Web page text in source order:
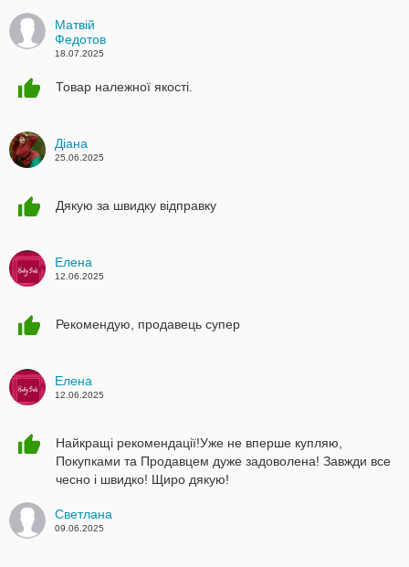
Матвій
Федотов
18.07.2025
Товар належної якості.
Діана
25.06.2025
Дякую за швидку відправку
Елена
12.06.2025
Рекомендую, продавець супер
Елена
12.06.2025
Найкращі рекомендації!Уже не вперше купляю,
Покупками та Продавцем дуже задоволена! Завжди все
чесно і швидко! Щиро дякую!
Светлана
09.06.2025